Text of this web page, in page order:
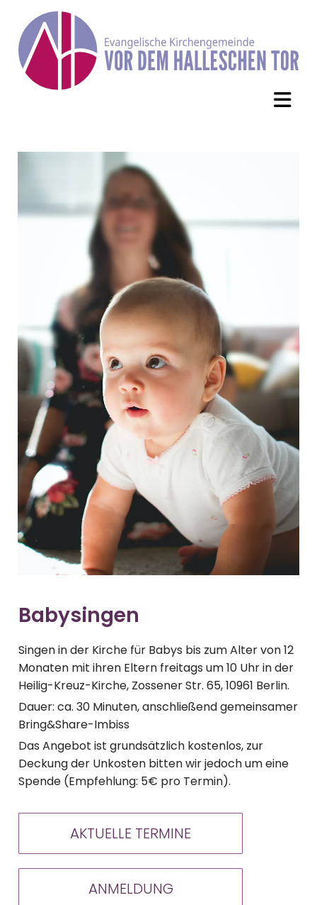
Babysingen
Singen in der Kirche für Babys bis zum Alter von 12
Monaten mit ihren Eltern freitags um 10 Uhr in der
Heilig-Kreuz-Kirche, Zossener Str. 65, 10961 Berlin.
Dauer: ca. 30 Minuten, anschließend gemeinsamer
Bring&Share-Imbiss
Das Angebot ist grundsätzlich kostenlos, zur
Deckung der Unkosten bitten wir jedoch um eine
Spende (Empfehlung: 5€ pro Termin).
AKTUELLE TERMINE
ANMELDUNG